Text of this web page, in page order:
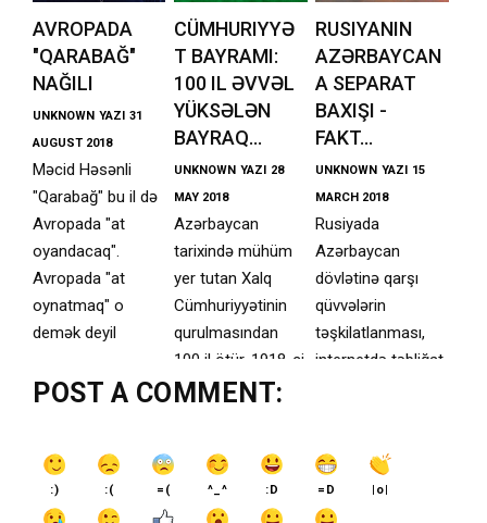
AVROPADA
"QARABAĞ"
NAĞILI
UNKNOWN YAZI
31
AUGUST 2018
Məcid Həsənli
"Qarabağ" bu il də
Avropada "at
oyandacaq".
Avropada "at
oynatmaq" o
demək deyil
CÜMHURIYYƏ
T BAYRAMI:
100 IL ƏVVƏL
YÜKSƏLƏN
BAYRAQ...
UNKNOWN YAZI
28
MAY 2018
Azərbaycan
tarixində mühüm
yer tutan Xalq
Cümhuriyyətinin
qurulmasından
100 il ötür. 1918-ci
il
RUSIYANIN
AZƏRBAYCAN
A SEPARAT
BAXIŞI -
FAKT...
UNKNOWN YAZI
15
MARCH 2018
Rusiyada
Azərbaycan
dövlətinə qarşı
qüvvələrin
təşkilatlanması,
internetdə təbliğat
POST A COMMENT:
:) :( =( ^_^ :D =D |o|